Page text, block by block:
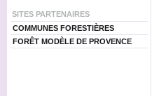
SITES PARTENAIRES
COMMUNES FORESTIÈRES
FORÊT MODÈLE DE PROVENCE